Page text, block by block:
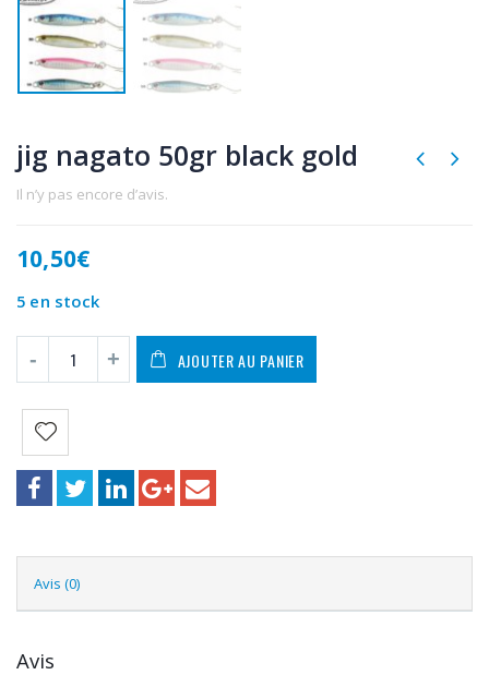
jig nagato 50gr black gold
Il n’y pas encore d’avis.
10,50€
5 en stock
AJOUTER AU PANIER
Avis (0)
Avis